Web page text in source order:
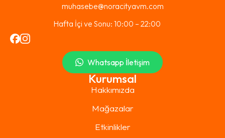
muhasebe@noracityavm.com
Hafta İçi ve Sonu: 10:00 – 22:00
Whatsapp İletişim
Kurumsal
Hakkımızda
Mağazalar
Etkinlikler